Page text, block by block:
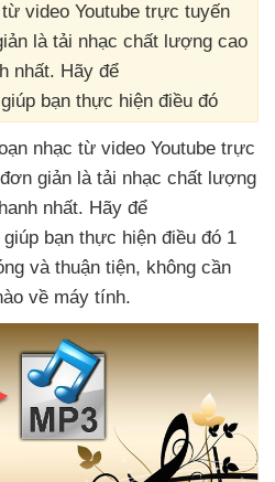
video Youtube trực tuyến
là tải nhạc chất lượng cao
nhất. Hãy để
bạn thực hiện điều đó
nhạc từ video Youtube trực
giản là tải nhạc chất lượng
nhất. Hãy để
giúp bạn thực hiện điều đó 1
và thuận tiện, không cần
về máy tính.